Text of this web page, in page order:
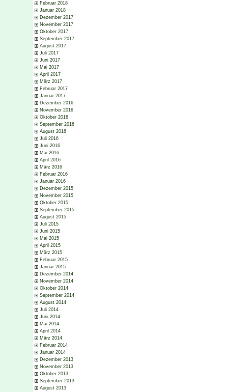
Februar 2018
Januar 2018
Dezember 2017
November 2017
Oktober 2017
September 2017
August 2017
Juli 2017
Juni 2017
Mai 2017
April 2017
März 2017
Februar 2017
Januar 2017
Dezember 2016
November 2016
Oktober 2016
September 2016
August 2016
Juli 2016
Juni 2016
Mai 2016
April 2016
März 2016
Februar 2016
Januar 2016
Dezember 2015
November 2015
Oktober 2015
September 2015
August 2015
Juli 2015
Juni 2015
Mai 2015
April 2015
März 2015
Februar 2015
Januar 2015
Dezember 2014
November 2014
Oktober 2014
September 2014
August 2014
Juli 2014
Juni 2014
Mai 2014
April 2014
März 2014
Februar 2014
Januar 2014
Dezember 2013
November 2013
Oktober 2013
September 2013
August 2013